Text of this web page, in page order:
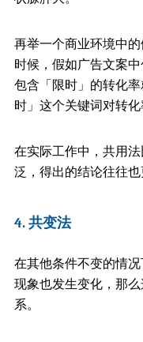
再举一个商业环境中
时候，假如广告文案
包含「限时」的转化
时」这个关键词对转化
在实际工作中，共用
泛，得出的结论往往也
4. 共变法
在其他条件不变的情
现象也发生变化，那
系。